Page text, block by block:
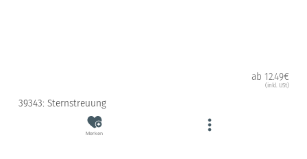
ab 12.49€
(inkl. USt)
39343: Sternstreuung
Merken